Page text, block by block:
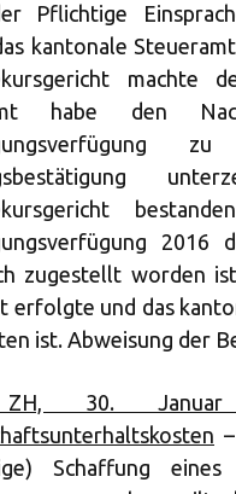
Pflichtige
kantonale
machte
habe den
zugestellt worden
erfolgte und das
ist. Abweisung der
30. Januar
Schaffung eines